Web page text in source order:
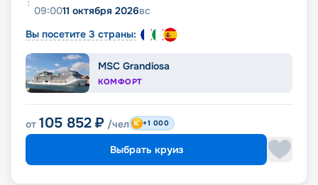
09:0011 октября 2026вс
Вы посетите 3 страны:
MSC Grandiosa
КОМФОРТ
от 105 852 ₽ /чел +1 000
Выбрать круиз